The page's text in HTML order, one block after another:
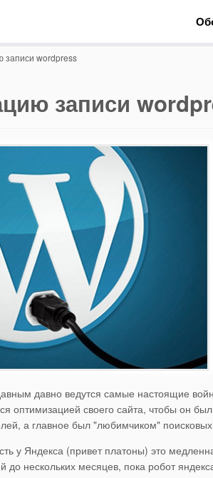
записи
давно ведутся самые настоящие
оптимизацией своего сайта, чтобы он
а главное был "любимчиком"
у Яндекса (привет платоны) это
нескольких месяцев, пока робот
записи wordpress